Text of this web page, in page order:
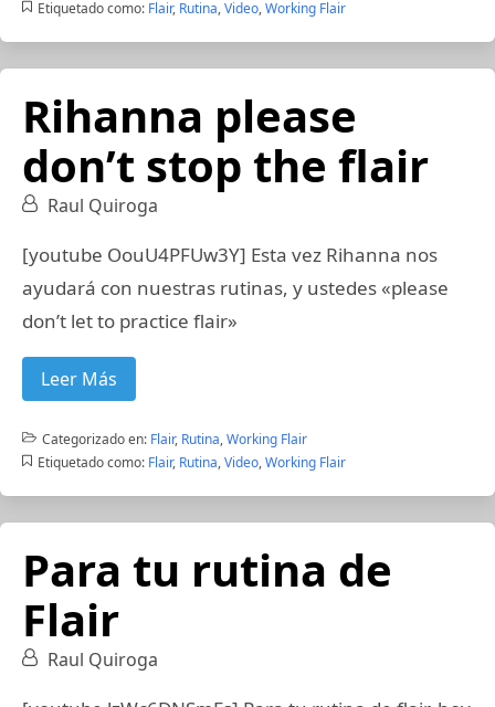
Etiquetado como: Flair, Rutina,Video,Working Flair
Rihanna please
don’t stop the flair
Raul Quiroga
[youtube OouU4PFUw3Y] Esta vez Rihanna nos
ayudará con nuestras rutinas, y ustedes «please
don’t let to practice flair»
Leer Más
Categorizado en: Flair, Rutina,Working Flair
Etiquetado como: Flair, Rutina,Video,Working Flair
Para tu rutina de
Flair
Raul Quiroga